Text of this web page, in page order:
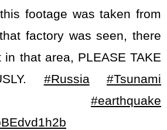
footage was taken from
factory was seen, there
in that area, PLEASE TAKE
#Russia
#Tsunami
#earthquake